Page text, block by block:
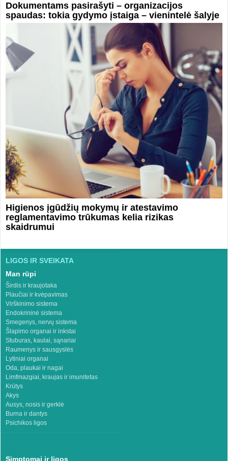
Dokumentams pasirašyti – organizacijos
spaudas: tokia gydymo įstaiga – vienintelė šalyje
Higienos įgūdžių mokymų ir atestavimo
reglamentavimo trūkumas kelia rizikas
skaidrumui
LIGOS IR SVEIKATA
Man rūpi
Širdis ir kraujotaka
Plaučiai ir kvėpavimas
Virškinimo sistema
Endokrininė sistema
Smegenys, nervų sistema
Šlapimo organai ir inkstai
Stuburas, kaulai, sąnariai
Raumenys ir sausgyslės
Lytiniai organai
Oda, plaukai ir nagai
Limfmazgiai, kraujas ir imunitetas
Krūtys
Akys
Ausys, nosis ir gerklė
Burna ir dantys
Psichikos ligos
Simptomai ir ligos